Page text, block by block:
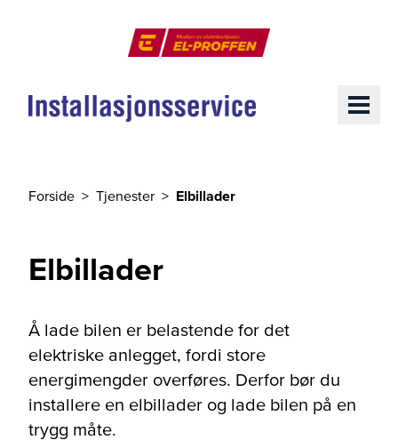
Forside Tjenester Elbillader
Elbillader
Å lade bilen er belastende for det
elektriske anlegget, fordi store
energimengder overføres. Derfor bør du
installere en elbillader og lade bilen på en
trygg måte.